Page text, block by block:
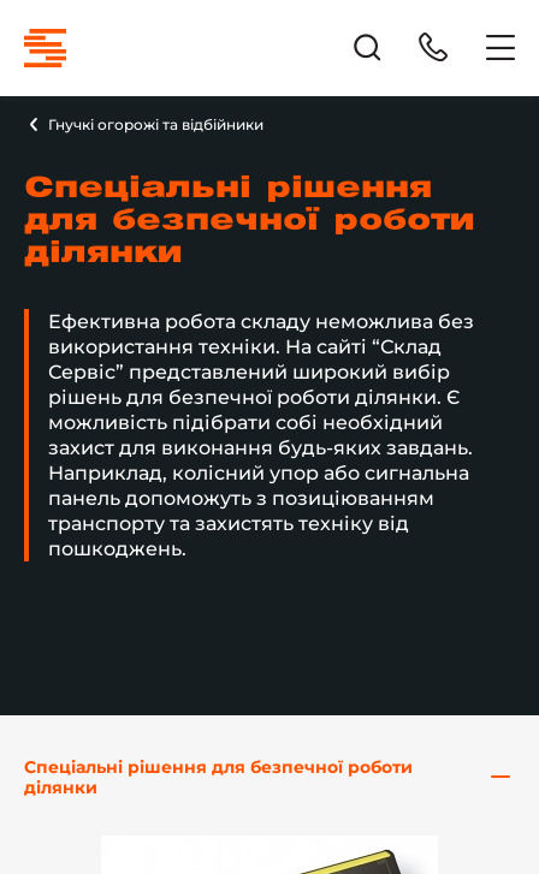
Гнучкі огорожі та відбійники
Спеціальні рішення
для безпечної роботи
ділянки
Ефективна робота складу неможлива без
використання техніки. На сайті “Склад
Сервіс” представлений широкий вибір
рішень для безпечної роботи ділянки. Є
можливість підібрати собі необхідний
захист для виконання будь-яких завдань.
Наприклад, колісний упор або сигнальна
панель допоможуть з позиціюванням
транспорту та захистять техніку від
пошкоджень.
Спеціальні рішення для безпечної роботи
ділянки